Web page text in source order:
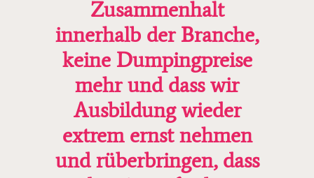
Zusammenhalt
innerhalb der Branche,
keine Dumpingpreise
mehr und dass wir
Ausbildung wieder
extrem ernst nehmen
und rüberbringen, dass